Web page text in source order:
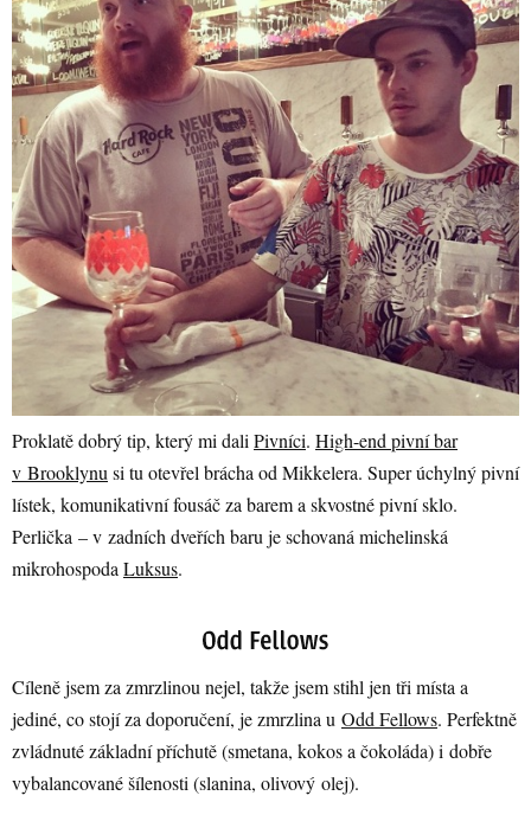
Proklatě dobrý tip, který mi daliPivníci. High-end pivní bar
v Brooklynusi tu otevřel brácha od Mikkelera. Super úchylný pivní
lístek, komunikativní fousáč za barem a skvostné pivní sklo.
Perlička – v zadních dveřích baru je schovaná michelinská
mikrohospodaLuksus.
Cíleně jsem za zmrzlinou nejel, takže jsem stihl jen tři místa a
jediné, co stojí za doporučení, je zmrzlina u Odd Fellows. Perfektně
zvládnuté základní příchutě (smetana, kokos a čokoláda) i dobře
vybalancované šílenosti (slanina, olivový olej).